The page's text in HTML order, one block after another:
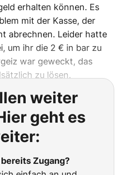
erhalten können. Es
mit der Kasse, der
abrechnen. Leider hatte
um ihr die 2 € in bar zu
war geweckt, das
zu lösen.
weiter
geht es
Zugang?